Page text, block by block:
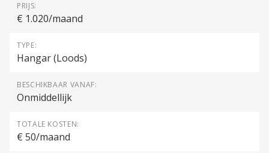
PRIJS:
€ 1.020/maand
TYPE:
Hangar (Loods)
BESCHIKBAAR VANAF:
Onmiddellijk
TOTALE KOSTEN:
€ 50/maand